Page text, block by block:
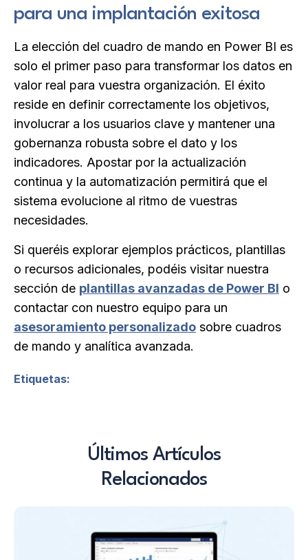
para una implantación exitosa
La elección del cuadro de mando en Power BI es
solo el primer paso para transformar los datos en
valor real para vuestra organización. El éxito
reside en definir correctamente los objetivos,
involucrar a los usuarios clave y mantener una
gobernanza robusta sobre el dato y los
indicadores. Apostar por la actualización
continua y la automatización permitirá que el
sistema evolucione al ritmo de vuestras
necesidades.
Si queréis explorar ejemplos prácticos, plantillas
o recursos adicionales, podéis visitar nuestra
sección de plantillas avanzadas de Power BI o
contactar con nuestro equipo para un
asesoramiento personalizado sobre cuadros
de mando y analítica avanzada.
Etiquetas:
Últimos Artículos
Relacionados